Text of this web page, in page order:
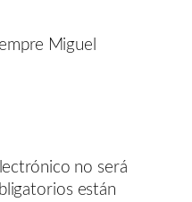
Miguel
no será
están